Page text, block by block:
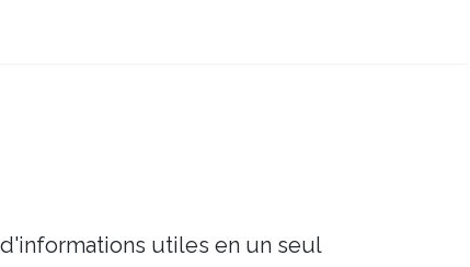
utiles en un seul